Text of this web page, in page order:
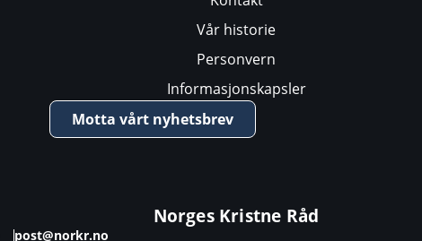
Vår historie
Personvern
Informasjonskapsler
Motta vårt nyhetsbrev
Norges Kristne Råd
post@norkr.no